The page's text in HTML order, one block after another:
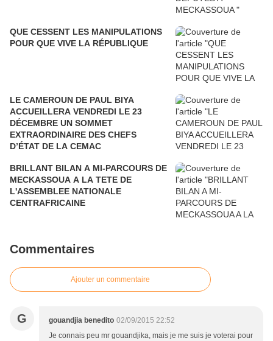
QUE CESSENT LES MANIPULATIONS
POUR QUE VIVE LA RÉPUBLIQUE
LE CAMEROUN DE PAUL BIYA
ACCUEILLERA VENDREDI LE 23
DÉCEMBRE UN SOMMET
EXTRAORDINAIRE DES CHEFS
D’ÉTAT DE LA CEMAC
BRILLANT BILAN A MI-PARCOURS DE
MECKASSOUA A LA TETE DE
L'ASSEMBLEE NATIONALE
CENTRAFRICAINE
Commentaires
Ajouter un commentaire
G gouandjia benedito 02/09/2015 22:52
Je connais peu mr gouandjika, mais je me suis je voterai pour